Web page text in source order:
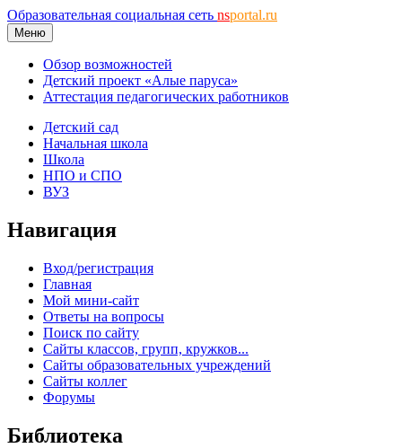
Образовательная социальная сеть nsportal.ru
Меню
Обзор возможностей
Детский проект «Алые паруса»
Аттестация педагогических работников
Детский сад
Начальная школа
Школа
НПО и СПО
ВУЗ
Навигация
Вход/регистрация
Главная
Мой мини-сайт
Ответы на вопросы
Поиск по сайту
Сайты классов, групп, кружков...
Сайты образовательных учреждений
Сайты коллег
Форумы
Библиотека